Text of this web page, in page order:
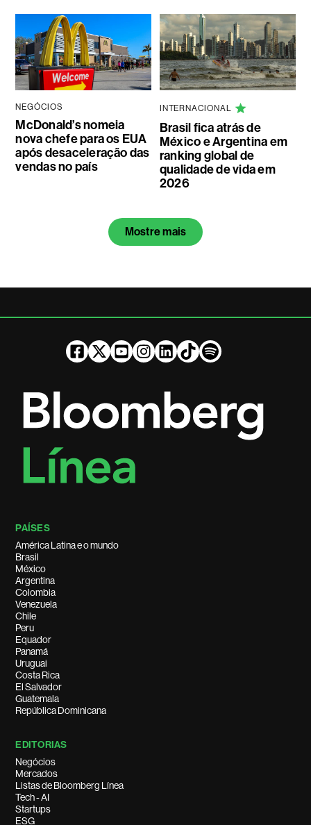
NEGÓCIOS
McDonald’s nomeia
nova chefe para os EUA
após desaceleração das
vendas no país
INTERNACIONAL
Brasil fica atrás de
México e Argentina em
ranking global de
qualidade de vida em
2026
Mostre mais
PAÍSES
América Latina e o mundo
Brasil
México
Argentina
Colombia
Venezuela
Chile
Peru
Equador
Panamá
Uruguai
Costa Rica
El Salvador
Guatemala
República Dominicana
EDITORIAS
Negócios
Mercados
Listas de Bloomberg Línea
Tech - AI
Startups
ESG